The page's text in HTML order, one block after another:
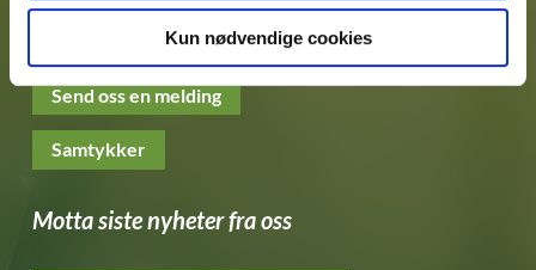
Kun nødvendige cookies
Kundeservice
(+47) 22 99 51 99
Send oss en melding
Samtykker
Motta siste nyheter fra oss